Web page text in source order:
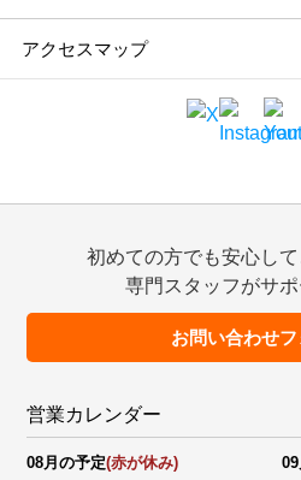
アクセスマップ
初めての方でも安心して
専門スタッフがサポ
お問い合わせ
営業カレンダー
08月の予定(赤が休み)